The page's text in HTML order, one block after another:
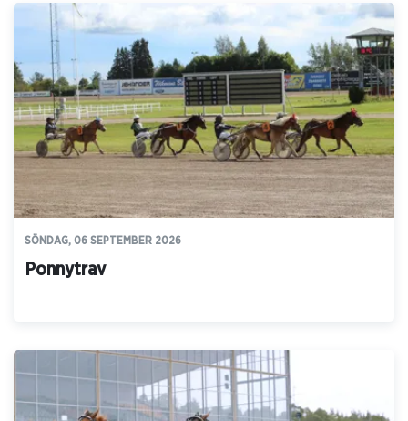
SÖNDAG, 06 SEPTEMBER 2026
Ponnytrav